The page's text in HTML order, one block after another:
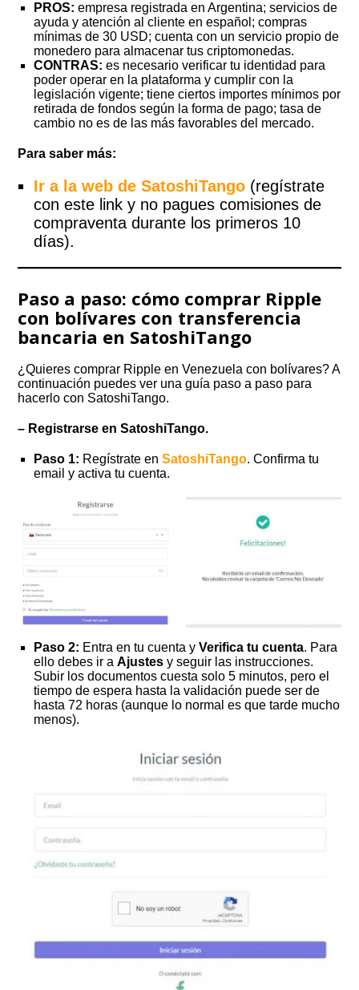
PROS:empresa registrada en Argentina; servicios de
ayuda y atención al cliente en español; compras
mínimas de 30 USD; cuenta con un servicio propio de
monedero para almacenar tus criptomonedas.
CONTRAS:es necesario verificar tu identidad para
poder operar en la plataforma y cumplir con la
legislación vigente; tiene ciertos importes mínimos por
retirada de fondos según la forma de pago; tasa de
cambio no es de las más favorables del mercado.
Para saber más:
Ir a la web de SatoshiTango (regístrate
con este link y no pagues comisiones de
compraventa durante los primeros 10
días).
Paso a paso: cómo comprar Ripple
con bolívares con transferencia
bancaria en SatoshiTango
¿Quieres comprar Ripple en Venezuela con bolívares? A
continuación puedes ver una guía paso a paso para
hacerlo con SatoshiTango.
– Registrarse en SatoshiTango.
Paso 1: Regístrate enSatoshiTango. Confirma tu
email y activa tu cuenta.
Paso 2: Entra en tu cuenta yVerifica tu cuenta. Para
ello debes ir aAjustes y seguir las instrucciones.
Subir los documentos cuesta solo 5 minutos, pero el
tiempo de espera hasta la validación puede ser de
hasta 72 horas (aunque lo normal es que tarde mucho
menos).